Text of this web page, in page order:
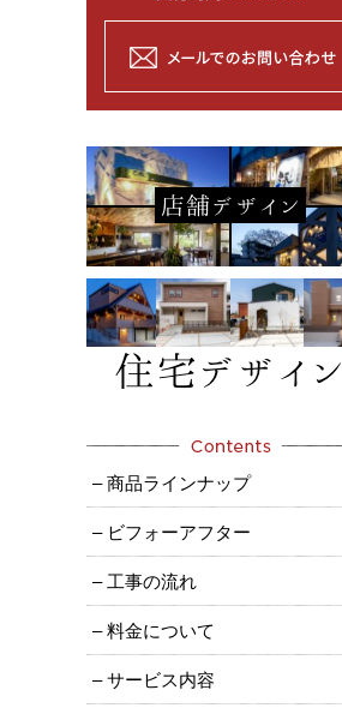
– 商品ラインナップ
– ビフォーアフター
– 工事の流れ
– 料金について
– サービス内容